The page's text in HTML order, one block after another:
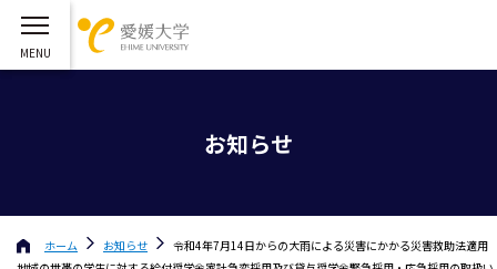
お知らせ
ホーム お知らせ
令和4年7月14日からの大雨による災害にかかる災害救助法適用